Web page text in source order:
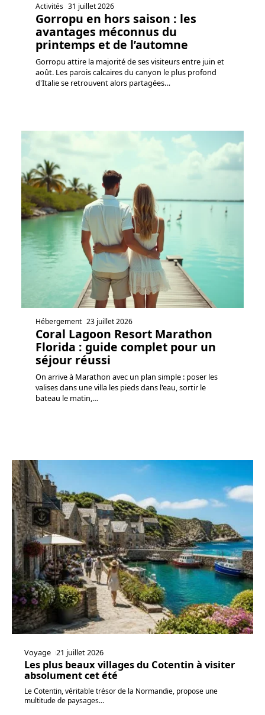
Activités 31 juillet 2026
Gorropu en hors saison : les
avantages méconnus du
printemps et de l’automne
Gorropu attire la majorité de ses visiteurs entre juin et
août. Les parois calcaires du canyon le plus profond
d'Italie se retrouvent alors partagées…
Hébergement 23 juillet 2026
Coral Lagoon Resort Marathon
Florida : guide complet pour un
séjour réussi
On arrive à Marathon avec un plan simple : poser les
valises dans une villa les pieds dans l'eau, sortir le
bateau le matin,…
Voyage 21 juillet 2026
Les plus beaux villages du Cotentin à visiter
absolument cet été
Le Cotentin, véritable trésor de la Normandie, propose une
multitude de paysages…